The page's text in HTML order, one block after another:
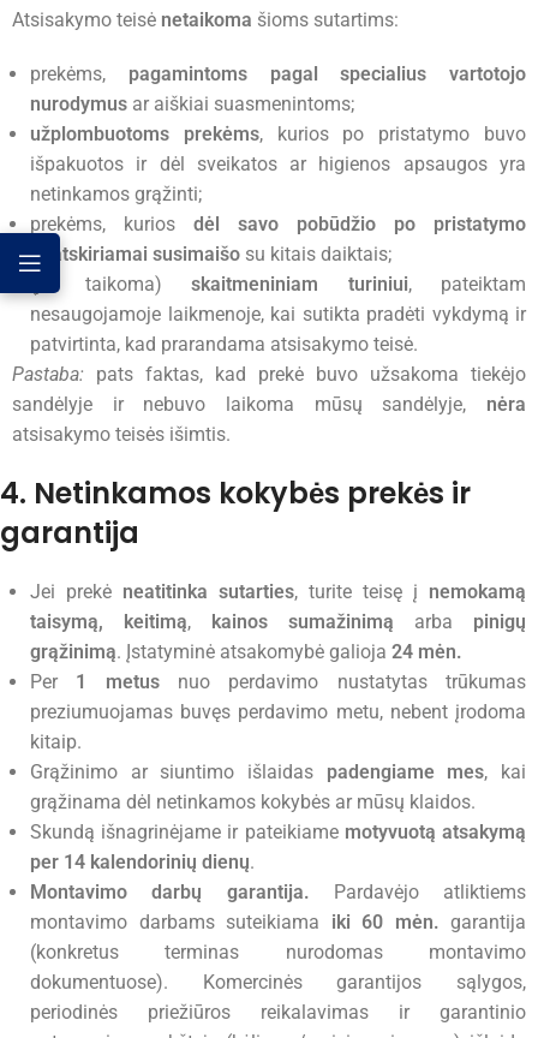
Atsisakymo teisė netaikoma šioms sutartims:
prekėms, pagamintoms pagal specialius vartotojo
nurodymus ar aiškiai suasmenintoms;
užplombuotoms prekėms, kurios po pristatymo buvo
išpakuotos ir dėl sveikatos ar higienos apsaugos yra
netinkamos grąžinti;
prekėms, kurios dėl savo pobūdžio po pristatymo
neatskiriamai susimaišo su kitais daiktais;
(jei taikoma) skaitmeniniam turiniui, pateiktam
nesaugojamoje laikmenoje, kai sutikta pradėti vykdymą ir
patvirtinta, kad prarandama atsisakymo teisė.
Pastaba: pats faktas, kad prekė buvo užsakoma tiekėjo
sandėlyje ir nebuvo laikoma mūsų sandėlyje, nėra
atsisakymo teisės išimtis.
4. Netinkamos kokybės prekės ir
garantija
Jei prekė neatitinka sutarties, turite teisę į nemokamą
taisymą, keitimą, kainos sumažinimą arba pinigų
grąžinimą. Įstatyminė atsakomybė galioja 24 mėn.
Per 1 metusnuo perdavimo nustatytas trūkumas
preziumuojamas buvęs perdavimo metu, nebent įrodoma
kitaip.
Grąžinimo ar siuntimo išlaidas padengiame mes, kai
grąžinama dėl netinkamos kokybės ar mūsų klaidos.
Skundą išnagrinėjame ir pateikiame motyvuotą atsakymą
per 14 kalendorinių dienų.
Montavimo darbų garantija. Pardavėjo atliktiems
montavimo darbams suteikiama iki 60 mėn. garantija
(konkretus terminas nurodomas montavimo
dokumentuose). Komercinės garantijos sąlygos,
periodinės priežiūros reikalavimas ir garantinio